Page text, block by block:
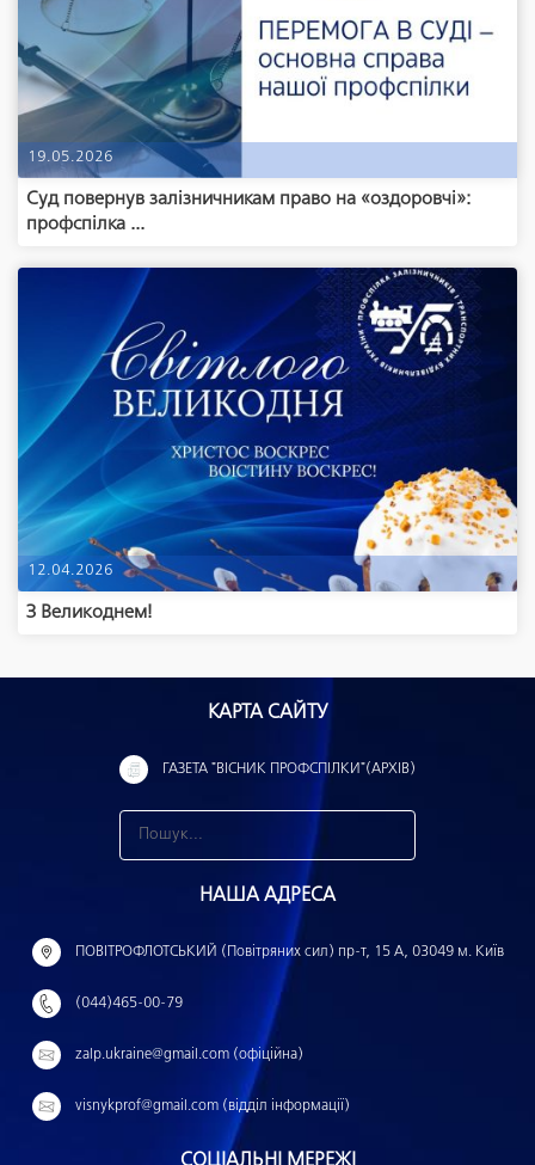
19.05.2026
Суд повернув залізничникам право на «оздоровчі»:
профспілка ...
12.04.2026
З Великоднем!
КАРТА САЙТУ
ГАЗЕТА "ВІСНИК ПРОФСПІЛКИ"(АРХІВ)
н
й
:
НАША АДРЕСА
ПОВІТРОФЛОТСЬКИЙ (Повітряних сил) пр-т, 15 А, 03049 м. Київ
(044)465-00-79
zalp.ukraine@gmail.com (офіційна)
visnykprof@gmail.com (відділ інформації)
СОЦІАЛЬНІ МЕРЕЖІ